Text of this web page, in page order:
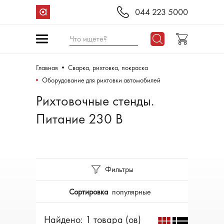
044 223 5000
Что ищете?
Главная
Сварка, рихтовка, покраска
Оборудование для рихтовки автомобилей
Рихтовочные стенды.
Питание 230 В
Фильтры
Сортировка популярные
Найдено: 1 товара (ов)